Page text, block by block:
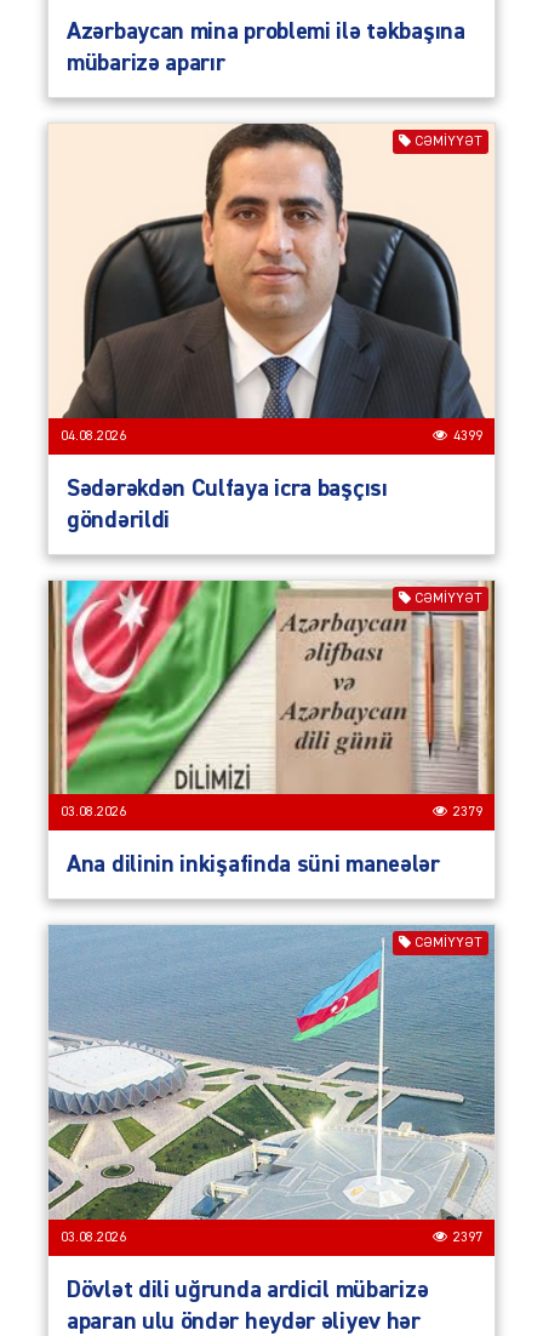
Azərbaycan mina problemi ilə təkbaşına
mübarizə aparır
CƏMIYYƏT
04.08.2026 4399
Sədərəkdən Culfaya icra başçısı
göndərildi
CƏMIYYƏT
03.08.2026 2379
Ana dilinin inkişafinda süni maneələr
CƏMIYYƏT
03.08.2026 2397
Dövlət dili uğrunda ardicil mübarizə
aparan ulu öndər heydər əliyev hər